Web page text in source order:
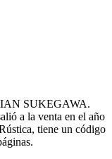
SUKEGAWA.
a la venta en el año
tiene un código